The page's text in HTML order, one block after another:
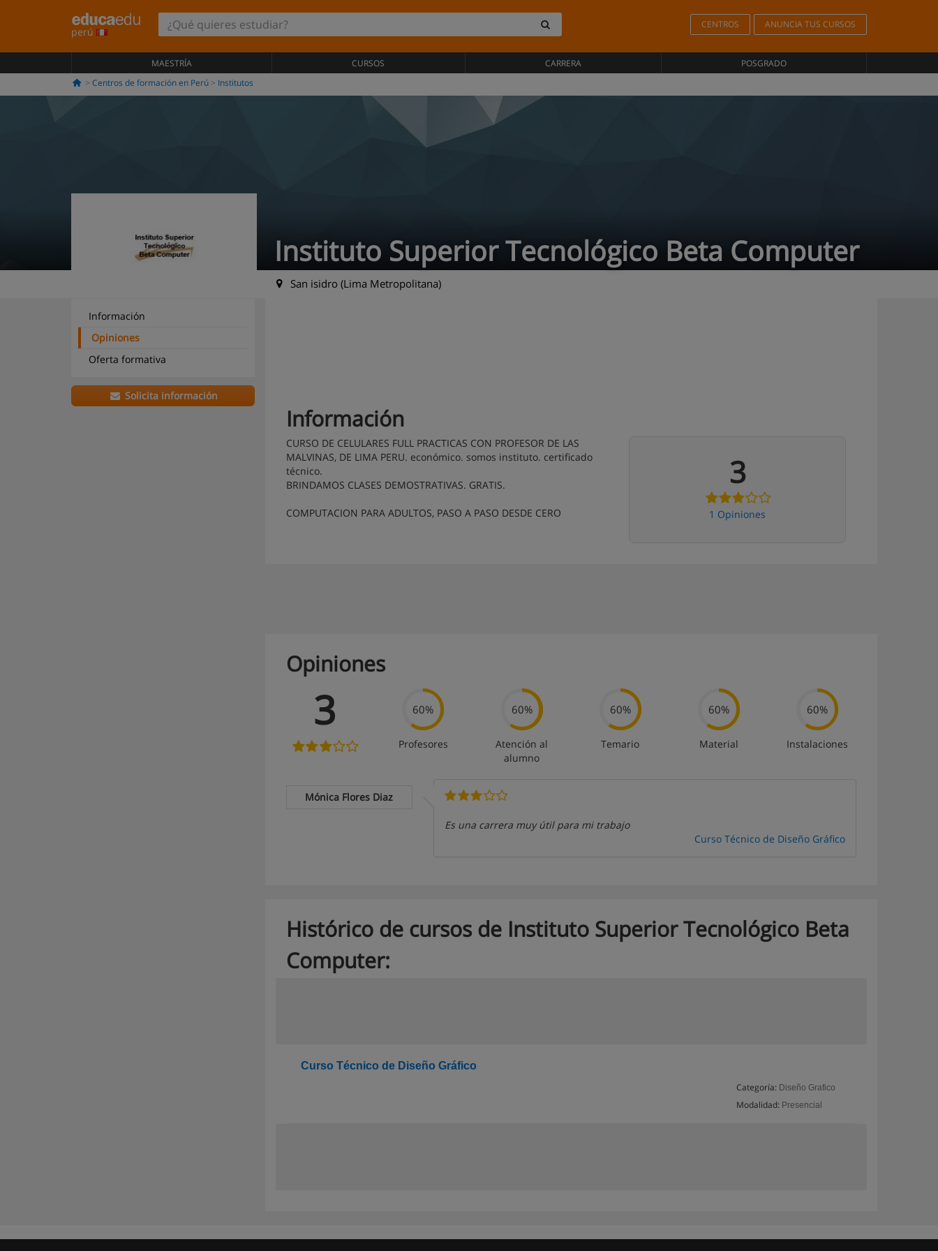
perú
CENTROS ANUNCIA TUS CURSOS
MAESTRÍA CURSOS CARRERA
POSGRADO
Centros de formación en Perú
Institutos
Instituto Superior Tecnológico Beta Computer
San isidro (Lima Metropolitana)
Información
Opiniones
Oferta formativa
Solicita información
Información
3
1 Opiniones
CURSO DE CELULARES FULL PRACTICAS CON PROFESOR DE LAS
MALVINAS, DE LIMA PERU. económico. somos instituto. certificado
técnico.
BRINDAMOS CLASES DEMOSTRATIVAS. GRATIS.
COMPUTACION PARA ADULTOS, PASO A PASO DESDE CERO
Opiniones
3 60%
Profesores
60%
Atención al
alumno
60%
Temario
60%
Material
60%
Instalaciones
Mónica Flores Diaz
Es una carrera muy útil para mi trabajo
Curso Técnico de Diseño Gráfico
Histórico de cursos de Instituto Superior Tecnológico Beta
Computer:
Curso Técnico de Diseño Gráfico
Categoría: Diseño Grafico
Modalidad: Presencial